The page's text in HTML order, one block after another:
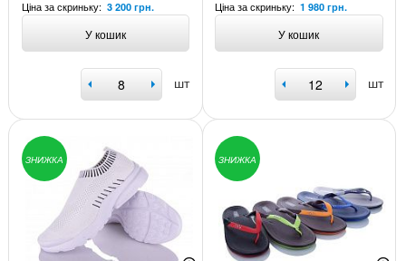
Ціна за скриньку: 3 200 грн.
У кошик
шт
Ціна за скриньку:1 980 грн.
У кошик
шт
ЗНИЖКА ЗНИЖКА